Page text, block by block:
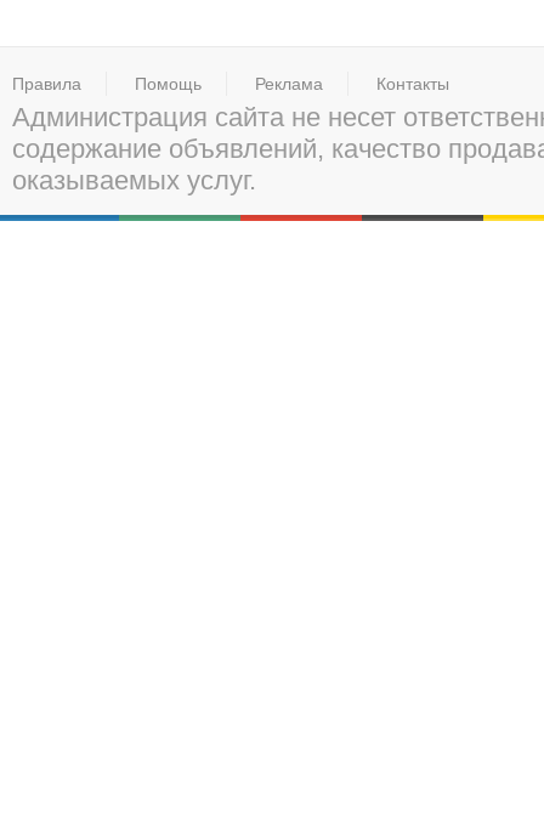
Правила Помощь Реклама Контакты
Администрация сайта не несет
содержание объявлений, качество
оказываемых услуг.